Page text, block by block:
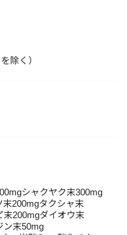
除く）
シャクヤク末300mg
末200mgタクシャ末
末200mgダイオウ末
ン末50mg